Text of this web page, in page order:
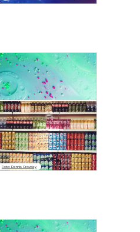
Foto: Dennis Crowley